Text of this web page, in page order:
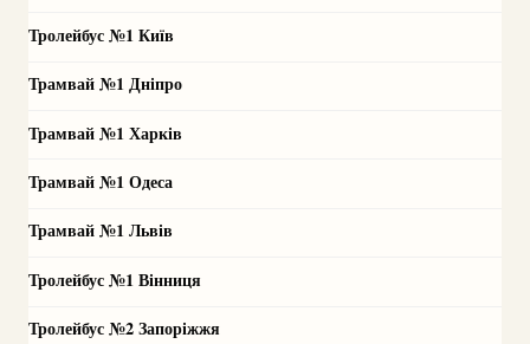
Тролейбус №1 Київ
Трамвай №1 Дніпро
Трамвай №1 Харків
Трамвай №1 Одеса
Трамвай №1 Львів
Тролейбус №1 Вінниця
Тролейбус №2 Запоріжжя